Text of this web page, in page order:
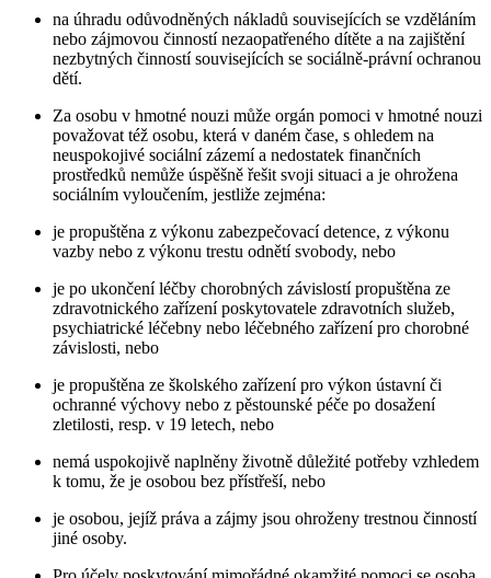
na úhradu odůvodněných nákladů souvisejících se vzděláním
nebo zájmovou činností nezaopatřeného dítěte a na zajištění
nezbytných činností souvisejících se sociálně-právní ochranou
dětí.
Za osobu v hmotné nouzi může orgán pomoci v hmotné nouzi
považovat též osobu, která v daném čase, s ohledem na
neuspokojivé sociální zázemí a nedostatek finančních
prostředků nemůže úspěšně řešit svoji situaci a je ohrožena
sociálním vyloučením, jestliže zejména:
je propuštěna z výkonu zabezpečovací detence, z výkonu
vazby nebo z výkonu trestu odnětí svobody, nebo
je po ukončení léčby chorobných závislostí propuštěna ze
zdravotnického zařízení poskytovatele zdravotních služeb,
psychiatrické léčebny nebo léčebného zařízení pro chorobné
závislosti, nebo
je propuštěna ze školského zařízení pro výkon ústavní či
ochranné výchovy nebo z pěstounské péče po dosažení
zletilosti, resp. v 19 letech, nebo
nemá uspokojivě naplněny životně důležité potřeby vzhledem
k tomu, že je osobou bez přístřeší, nebo
je osobou, jejíž práva a zájmy jsou ohroženy trestnou činností
jiné osoby.